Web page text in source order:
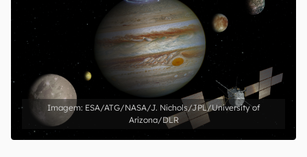
ESA/ATG/NASA/J. Nichols/JPL/University of
Arizona/DLR